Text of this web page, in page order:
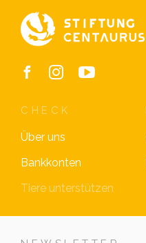
CHECK
Über uns
Bankkonten
Tiere unterstützen